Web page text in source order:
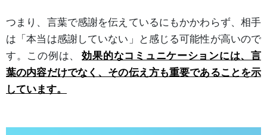
つまり、言葉で感謝を伝えているにもかかわらず、相手
は「本当は感謝していない」と感じる可能性が高いので
す。この例は、
効果的なコミュニケーションには、言
葉の内容だけでなく、その伝え方も重要であることを示
しています。